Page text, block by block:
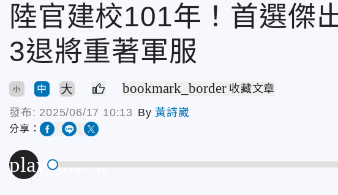
陸官建校101年！首選
3退將重著軍服
小 中 大 bookmark_border 收藏文章
發布: 2025/06/17 10:13 By 黃詩崴
分享：
play_arrow